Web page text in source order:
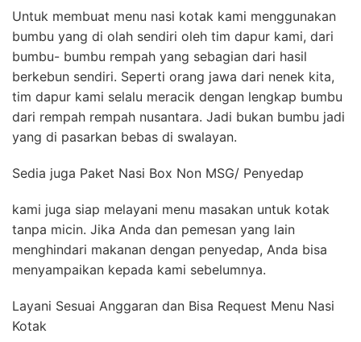
Untuk membuat menu nasi kotak kami menggunakan
bumbu yang di olah sendiri oleh tim dapur kami, dari
bumbu- bumbu rempah yang sebagian dari hasil
berkebun sendiri. Seperti orang jawa dari nenek kita,
tim dapur kami selalu meracik dengan lengkap bumbu
dari rempah rempah nusantara. Jadi bukan bumbu jadi
yang di pasarkan bebas di swalayan.
Sedia juga Paket Nasi Box Non MSG/ Penyedap
kami juga siap melayani menu masakan untuk kotak
tanpa micin. Jika Anda dan pemesan yang lain
menghindari makanan dengan penyedap, Anda bisa
menyampaikan kepada kami sebelumnya.
Layani Sesuai Anggaran dan Bisa Request Menu Nasi
Kotak